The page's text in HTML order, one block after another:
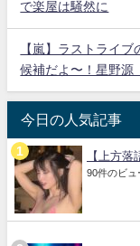
で楽屋は騒然に
【嵐】ラストライ
候補だよ〜！星野源
今日の人気記事
【上方
90件のビュ